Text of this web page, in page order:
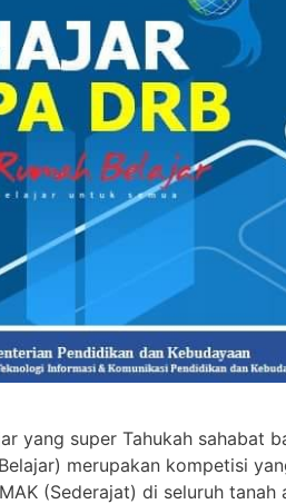
yang super Tahukah sahabat
merupakan kompetisi
(Sederajat) di seluruh